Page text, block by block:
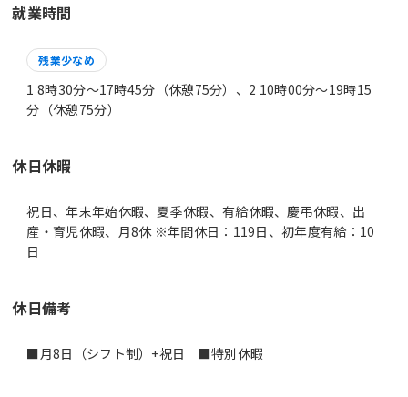
就業時間
残業少なめ
1 8時30分〜17時45分（休憩75分）、2 10時00分〜19時15
分（休憩75分）
休日休暇
祝日、年末年始休暇、夏季休暇、有給休暇、慶弔休暇、出
産・育児休暇、月8休 ※年間休日：119日、初年度有給：10
日
休日備考
■月8日（シフト制）+祝日 ■特別休暇